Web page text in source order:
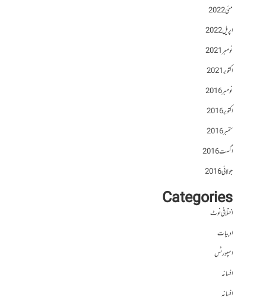
مئی 2022
اپریل 2022
نومبر 2021
اکتوبر 2021
نومبر 2016
اکتوبر 2016
ستمبر 2016
اگست 2016
جولائی 2016
Categories
اختلافی نوٹ
ادبیات
اسپورٹس
افسانہ
افسانہ